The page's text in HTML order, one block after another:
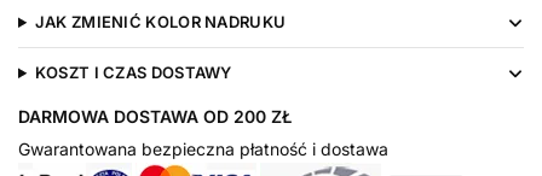
JAK ZMIENIĆ KOLOR NADRUKU
KOSZT I CZAS DOSTAWY
DARMOWA DOSTAWA OD 200 ZŁ
Gwarantowana bezpieczna płatność i dostawa